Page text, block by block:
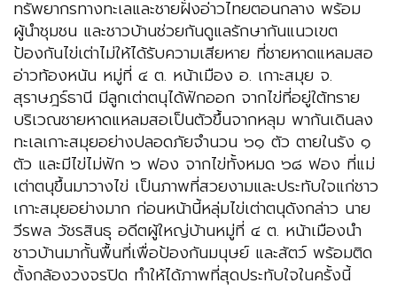
ทรัพยากรทางทะเลและชายฝั่งอ่าวไทยตอนกลาง พร้อม
ผู้นำชุมชน และชาวบ้านช่วยกันดูแลรักษากันแนวเขต
ป้องกันไข่เต่าไม่ให้ได้รับความเสียหาย ที่ชายหาดแหลมสอ
อ่าวท้องหนัน หมู่ที่ ๔ ต. หน้าเมือง อ. เกาะสมุย จ.
สุราษฎร์ธานี มีลูกเต่าตนุได้ฟักออก จากไข่ที่อยู่ใต้ทราย
บริเวณชายหาดแหลมสอเป็นตัวขึ้นจากหลุม พากันเดินลง
ทะเลเกาะสมุยอย่างปลอดภัยจำนวน ๖๑ ตัว ตายในรัง ๑
ตัว และมีไข่ไม่ฟัก ๖ ฟอง จากไข่ทั้งหมด ๖๘ ฟอง ที่แม่
เต่าตนุขึ้นมาวางไข่ เป็นภาพที่สวยงามและประทับใจแก่ชาว
เกาะสมุยอย่างมาก ก่อนหน้านี้หลุ่มไข่เต่าตนุดังกล่าว นาย
วีรพล วัชรสินธุ อดีตผู้ใหญ่บ้านหมู่ที่ ๔ ต. หน้าเมืองนำ
ชาวบ้านมากั้นพื้นที่เพื่อป้องกันมนุษย์ และสัตว์ พร้อมติด
ตั้งกล้องวงจรปิด ทำให้ได้ภาพที่สุดประทับใจในครั้งนี้